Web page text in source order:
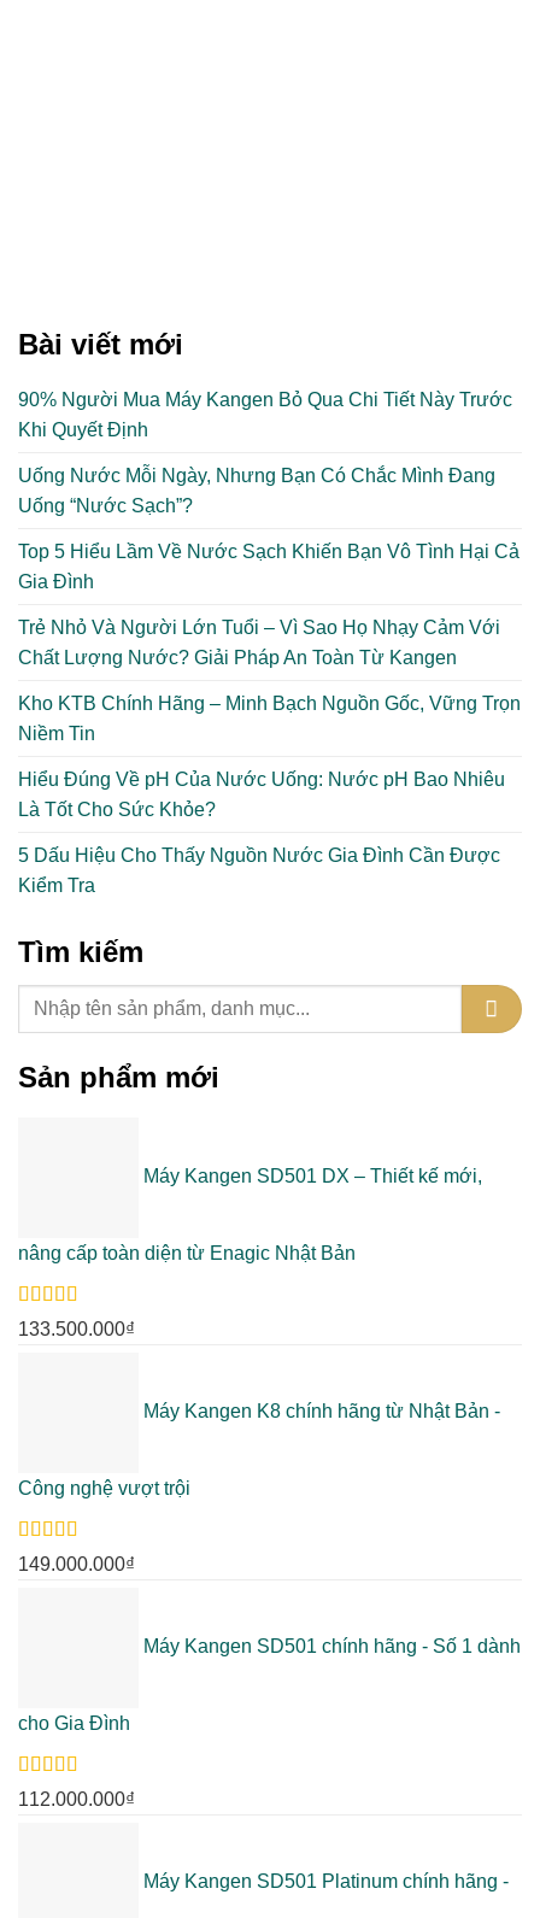
Bài viết mới
90% Người Mua Máy Kangen Bỏ Qua Chi Tiết Này Trước
Khi Quyết Định
Uống Nước Mỗi Ngày, Nhưng Bạn Có Chắc Mình Đang
Uống “Nước Sạch”?
Top 5 Hiểu Lầm Về Nước Sạch Khiến Bạn Vô Tình Hại Cả
Gia Đình
Trẻ Nhỏ Và Người Lớn Tuổi – Vì Sao Họ Nhạy Cảm Với
Chất Lượng Nước? Giải Pháp An Toàn Từ Kangen
Kho KTB Chính Hãng – Minh Bạch Nguồn Gốc, Vững Trọn
Niềm Tin
Hiểu Đúng Về pH Của Nước Uống: Nước pH Bao Nhiêu
Là Tốt Cho Sức Khỏe?
5 Dấu Hiệu Cho Thấy Nguồn Nước Gia Đình Cần Được
Kiểm Tra
Tìm kiếm
Sản phẩm mới
Máy Kangen SD501 DX – Thiết kế mới,
nâng cấp toàn diện từ Enagic Nhật Bản
Rated5.00
out of 5
133.500.000₫
Máy Kangen K8 chính hãng từ Nhật Bản -
Công nghệ vượt trội
Rated5.00
out of 5
149.000.000₫
Máy Kangen SD501 chính hãng - Số 1 dành
cho Gia Đình
Rated5.00
out of 5
112.000.000₫
Máy Kangen SD501 Platinum chính hãng -